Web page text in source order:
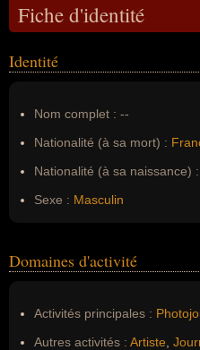
Fiche d'identité
Identité
Nom complet : --
Nationalité (à sa mort) :
Nationalité (à sa naissance) :
Sexe : Masculin
Domaines d'activité
Activités principales :
Autres activités : Artiste